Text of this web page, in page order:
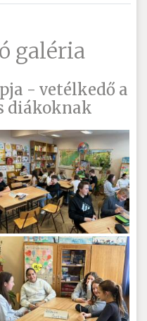
galéria
- vetélkedő a
diákoknak